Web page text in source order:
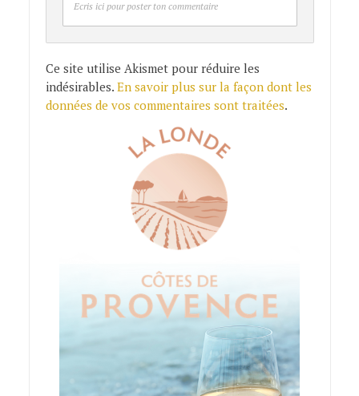
Ecris ici pour poster ton commentaire
Ce site utilise Akismet pour réduire les
indésirables. En savoir plus sur la façon dont les
données de vos commentaires sont traitées.